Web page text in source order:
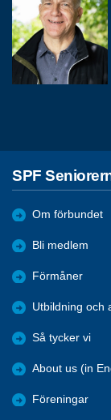
SPF
Om förbundet
Bli medlem
Förmåner
Utbildning och
Så tycker vi
About us (in
Föreningar